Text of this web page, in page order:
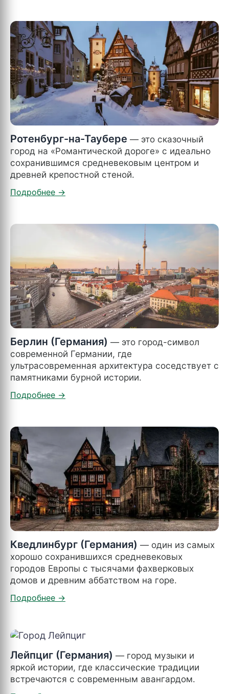
Ротенбург-на-Таубере — это сказочный
город на «Романтической дороге» с идеально
сохранившимся средневековым центром и
древней крепостной стеной.
Берлин (Германия) — это город-символ
современной Германии, где
ультрасовременная архитектура соседствует с
памятниками бурной истории.
Кведлинбург (Германия) — один из самых
хорошо сохранившихся средневековых
городов Европы с тысячами фахверковых
домов и древним аббатством на горе.
Лейпциг (Германия) — город музыки и
яркой истории, где классические традиции
встречаются с современным авангардом.